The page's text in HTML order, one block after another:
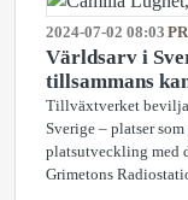
2024-07-02 08:03
Världsarv i
tillsammans
Tillväxtverket
Sverige – platser
platsutveckling med
Grimetons